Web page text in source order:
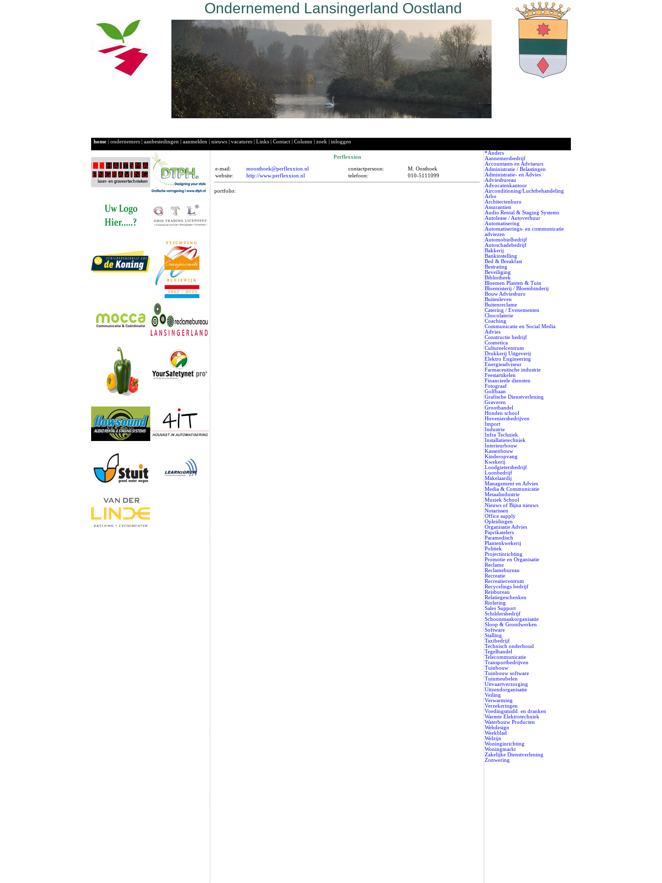
Ondernemend Lansingerland Oostland
home ondernemers aanbestedingen aanmelden nieuws vacatures Links Contact Column zoek inloggen
Perflexxion
e-mail: moosthoek@perflexxion.nl contactpersoon:
M. Oosthoek
website:
http://www.perflexxion.nl telefoon: 010-5111099
portfolio:
*Anders
Aannemersbedrijf
Accountants en Adviseurs
Administratie / Belastingen
Administratie- en Advies
Adviesbureau
Advocatenkantoor
Airconditioning/Luchtbehandeling
Arbo
Architectenburo
Assurantien
Audio Rental & Staging Systems
Autolease / Autoverhuur
Automatisering
Automatiserings- en communicatie
adviezen
Automobielbedrijf
Autoschadebedrijf
Bakkerij
Bankinstelling
Bed & Breakfast
Bestrating
Beveiliging
Bibliotheek
Bloemen Planten & Tuin
Bloemisterij / Bloembinderij
Bouw Adviesburo
Buitenleven
Buitenreclame
Catering / Evenementen
Chocolaterie
Coaching
Communicatie en Social Media
Advies
Constructie bedrijf
Cosmetica
Cultureelcentrum
Drukkerij Uitgeverij
Elektro Engineering
Energieadviseur
Farmaceutische industrie
Feestartikelen
Financieele diensten
Fotograaf
Golfbaan
Grafische Dienstverlening
Graveren
Groothandel
Honden school
Hoveniersbedrijven
Import
Industrie
Infra Techniek
Installatietechniek
Interieurbouw
Kassenbouw
Kinderopvang
Kwekerij
Loodgietersbedrijf
Loonbedrijf
Makelaardij
Management en Advies
Media & Communicatie
Metaalindustrie
Muziek School
Nieuws of Bijna nieuws
Notarissen
Office supply
Opleidingen
Organisatie Advies
Paprikatelers
Paramedisch
Plantenkwekerij
Politiek
Projectinrichting
Promotie en Organisatie
Reclame
Reclamebureau
Recreatie
Recreatiecentrum
Recycelings bedrijf
Reisbureau
Relatiegeschenken
Riolering
Sales Support
Schildersbedrijf
Schoonmaakorganisatie
Sloop & Grondwerken
Software
Stalling
Taxibedrijf
Technisch onderhoud
Tegelhandel
Telecommunicatie
Transportbedrijven
Tuinbouw
Tuinbouw software
Tuinmeubelen
Uitvaartverzorging
Uitzendorganisatie
Veiling
Verwarming
Verzekeringen
Voedingsmidd. en dranken
Warmte Elektrotechniek
Waterbouw Producten
Webdesign
Weekblad
Welzijn
Woninginrichting
Woningmarkt
Zakelijke Dienstverlening
Zonwering